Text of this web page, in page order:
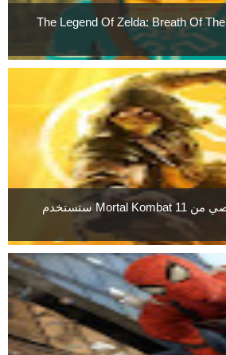
تعرف علي حجم لعبة The Legend Of Zelda: Breath Of The
نسخة الحاسب الشخصي من Mortal Kombat 11 ستستخدم